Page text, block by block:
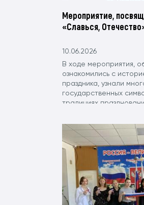
Мероприятие,
«Славься,
10.06.2026
В ходе мероприятия,
ознакомились с
праздника, узнали
государственных
традициях